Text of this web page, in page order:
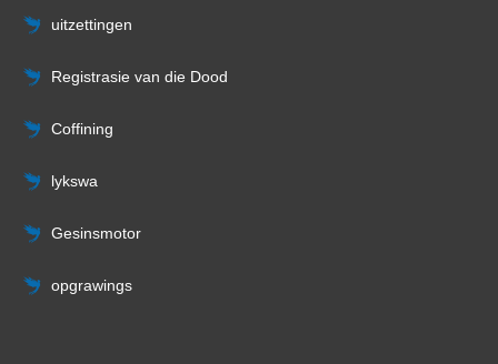
uitzettingen
Registrasie van die Dood
Coffining
lykswa
Gesinsmotor
opgrawings